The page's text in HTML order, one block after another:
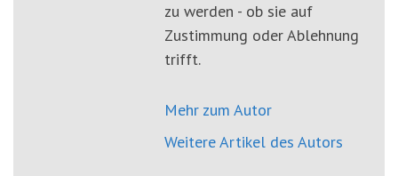
zu werden - ob sie auf
Zustimmung oder Ablehnung
trifft.
Mehr zum Autor
Weitere Artikel des Autors